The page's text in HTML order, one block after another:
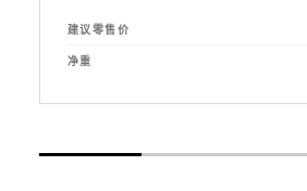
建议零售价
净重